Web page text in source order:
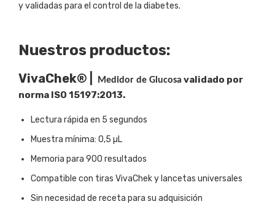
y validadas para el control de la diabetes.
Nuestros productos:
VivaChek® | Medidor de Glucosa validado por
norma ISO 15197:2013.
Lectura rápida en 5 segundos
Muestra mínima: 0,5 µL
Memoria para 900 resultados
Compatible con tiras VivaChek y lancetas universales
Sin necesidad de receta para su adquisición